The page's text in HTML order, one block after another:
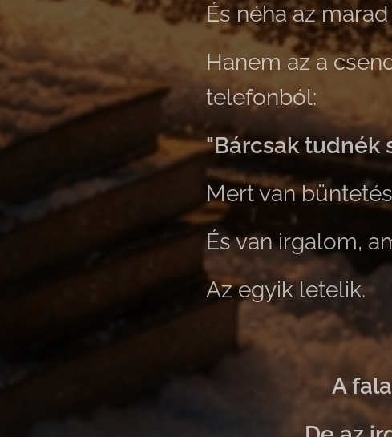
És néha az
Hanem az a
telefonból:
"Bárcsak tudnék
Mert van
És van irgalom,
Az egyik letelik.
A